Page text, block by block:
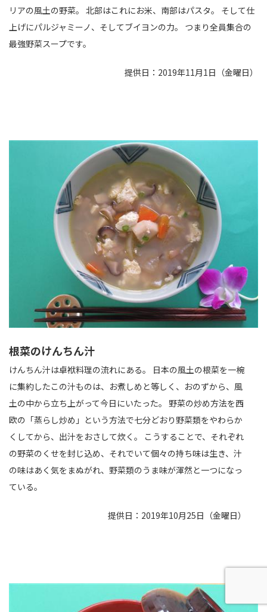
リアの風土の野菜。 北部はこれにお米、南部はパスタ。 そして仕
上げにパルジャミーノ、そしてブイヨンの力。 つまり全員集合の
最強野菜スープです。
提供日：2019年11月1日（金曜日）
根菜のけんちん汁
けんちん汁は卓袱料理の流れにある。 日本の風土の根菜を一椀
に集約したこの汁ものは、お煮しめと等しく、おのずから、風
土の中から立ち上がって今日にいたった。 野菜の炒め方法を西
欧の「蒸らし炒め」という方法で七分どおり野菜類をやわらか
くしてから、出汁をおさして炊く。 こうすることで、それぞれ
の野菜のくせを封じ込め、それでいて個々の持ち味は生き、汁
の味はあく気をまぬがれ、野菜類のうま味が渾然と一つになっ
ている。
提供日：2019年10月25日（金曜日）